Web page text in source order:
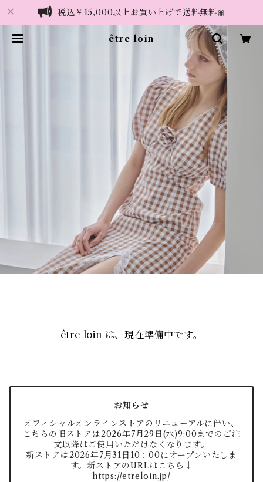
税込￥15,000以上お買い上げで送料無料🎀
être loin
être loin は、現在準備中です。
お知らせ
オフィシャルオンラインストアのリニューアルに伴い、
こちらの旧ストアは2026年7月29日(水)9:00までのご注
文以降はご使用いただけなくなります。
新ストアは2026年7月31日10：00にオープンいたしま
す。新ストアのURLはこちら↓
https://etreloin.jp/